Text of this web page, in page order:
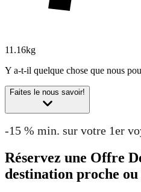
11.16kg
Y a-t-il quelque chose que nous
Faites le nous savoir!
-15 % min. sur votre 1er
Réservez une Offre
destination proche